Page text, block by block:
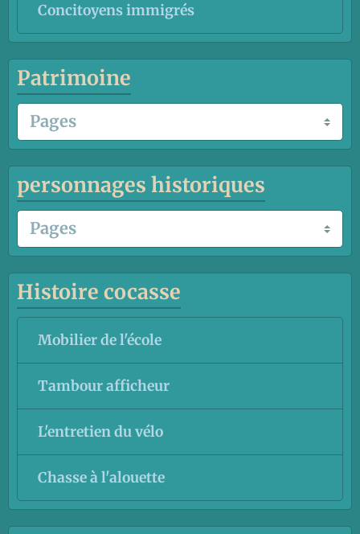
Concitoyens immigrés
Patrimoine
personnages historiques
Histoire cocasse
Mobilier de l'école
Tambour afficheur
L'entretien du vélo
Chasse à l'alouette